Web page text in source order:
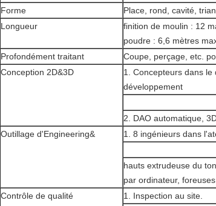
Forme
Place, rond, cavité,
Longueur
finition de moulin : 12
poudre : 6,6 mètres
Profondément traitant
Coupe, perçage, etc.
Conception 2D&3D
1. Concepteurs dans
développement
2. DAO automatique,
Outillage d'Engineering&
1. 8 ingénieurs dans
hauts extrudeuse du
par ordinateur, foreuses
Contrôle de qualité
1. Inspection au site.